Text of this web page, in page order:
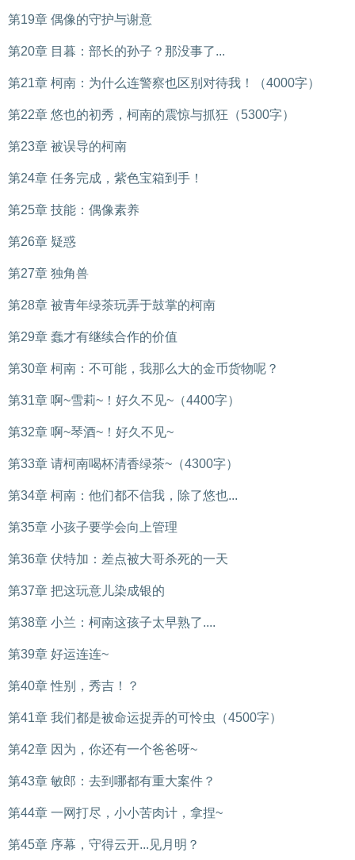
第19章 偶像的守护与谢意
第20章 目暮：部长的孙子？那没事了...
第21章 柯南：为什么连警察也区别对待我！（4000字）
第22章 悠也的初秀，柯南的震惊与抓狂（5300字）
第23章 被误导的柯南
第24章 任务完成，紫色宝箱到手！
第25章 技能：偶像素养
第26章 疑惑
第27章 独角兽
第28章 被青年绿茶玩弄于鼓掌的柯南
第29章 蠢才有继续合作的价值
第30章 柯南：不可能，我那么大的金币货物呢？
第31章 啊~雪莉~！好久不见~（4400字）
第32章 啊~琴酒~！好久不见~
第33章 请柯南喝杯清香绿茶~（4300字）
第34章 柯南：他们都不信我，除了悠也...
第35章 小孩子要学会向上管理
第36章 伏特加：差点被大哥杀死的一天
第37章 把这玩意儿染成银的
第38章 小兰：柯南这孩子太早熟了....
第39章 好运连连~
第40章 性别，秀吉！？
第41章 我们都是被命运捉弄的可怜虫（4500字）
第42章 因为，你还有一个爸爸呀~
第43章 敏郎：去到哪都有重大案件？
第44章 一网打尽，小小苦肉计，拿捏~
第45章 序幕，守得云开...见月明？